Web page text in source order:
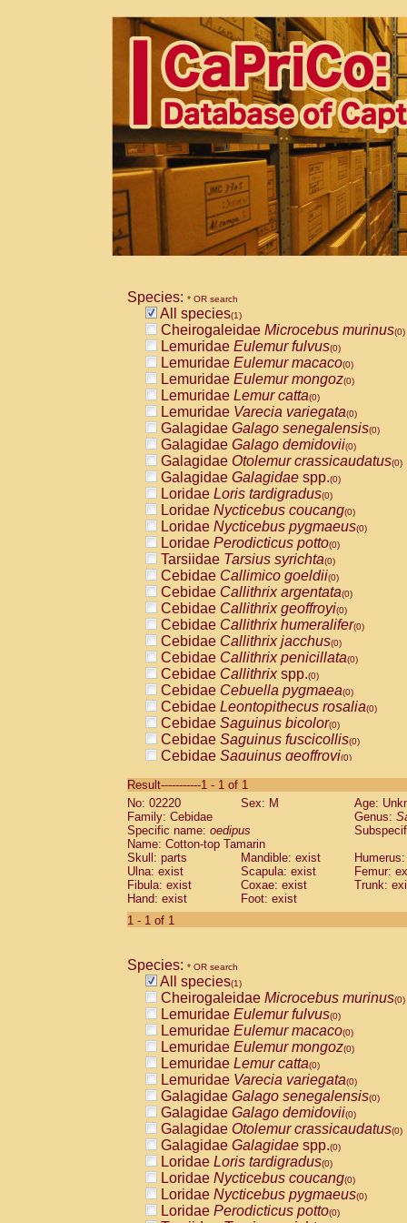
Species: * OR search
All species(1)
Cheirogaleidae Microcebus murinus(0)
Lemuridae Eulemur fulvus(0)
Lemuridae Eulemur macaco(0)
Lemuridae Eulemur mongoz(0)
Lemuridae Lemur catta(0)
Lemuridae Varecia variegata(0)
Galagidae Galago senegalensis(0)
Galagidae Galago demidovii(0)
Galagidae Otolemur crassicaudatus(0)
Galagidae Galagidae spp.(0)
Loridae Loris tardigradus(0)
Loridae Nycticebus coucang(0)
Loridae Nycticebus pygmaeus(0)
Loridae Perodicticus potto(0)
Tarsiidae Tarsius syrichta(0)
Cebidae Callimico goeldii(0)
Cebidae Callithrix argentata(0)
Cebidae Callithrix geoffroyi(0)
Cebidae Callithrix humeralifer(0)
Cebidae Callithrix jacchus(0)
Cebidae Callithrix penicillata(0)
Cebidae Callithrixspp.(0)
Cebidae Cebuella pygmaea(0)
Cebidae Leontopithecus rosalia(0)
Cebidae Saguinus bicolor(0)
Cebidae Saguinus fuscicollis(0)
Cebidae Saguinus geoffroyi(0)
CebidaeSaguinus labiatus(0)
Cebidae Saguinus leucopus (0)
Cebidae
CebidaeSaguinus mystax
Cebidae Saguinus nigricollis (0)
Cebidae Saguinus oedipus
Cebidae Saguinus weddelli
Cebidae Saguinusspp.
Cebidae
CebidaeCebus capucinus
CebidaeCebus nigrivittatus
CebidaeCebus spp.(0)
CebidaeSaimiri boliviensis(0)
CebidaeSaimiri sciureus(0)
AtelidaeAlouatta caraya(0)
AtelidaeAlouatta fusca(0)
AtelidaeAlouatta seniculus(0)
AtelidaeAlouattaspp.(0)
AtelidaeAteles belzebuth(0)
AtelidaeAteles geoffroyi(0)
AtelidaeAteles paniscus(0)
AtelidaeAtelesspp.(0)
AtelidaeLagothrix lagothricha(0)
AtelidaeLagothrix lagothricha cana
PitheciidaeCacajao calvus
Result-----------1 - 1 of 1
No: 02220
Sex: M
Age:
Family: Cebidae
Genus:
Specific name: oedipus
Name: Cotton-top Tamarin
Skull: parts
Mandible: exist
Ulna: exist
Scapula: exist
Femur:
Fibula: exist
Coxae: exist
Trunk:
Hand: exist
Foot: exist
1 - 1 of 1
Species: * OR search
All species(1)
Cheirogaleidae Microcebus murinus(0)
Lemuridae Eulemur fulvus(0)
Lemuridae Eulemur macaco(0)
Lemuridae Eulemur mongoz(0)
Lemuridae Lemur catta(0)
Lemuridae Varecia variegata(0)
Galagidae Galago senegalensis(0)
Galagidae Galago demidovii(0)
Galagidae Otolemur crassicaudatus(0)
Galagidae Galagidae spp.(0)
Loridae Loris tardigradus(0)
Loridae Nycticebus coucang(0)
Loridae Nycticebus pygmaeus(0)
Loridae Perodicticus potto(0)